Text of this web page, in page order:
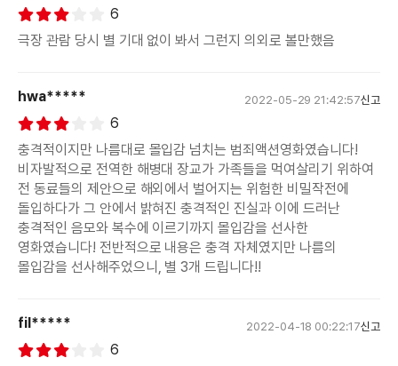
6
극장 관람 당시 별 기대 없이 봐서 그런지 의외로 볼만했음
hwa***** 2022-05-29 21:42:57신고
6
충격적이지만 나름대로 몰입감 넘치는 범죄액션영화였습니다!
비자발적으로 전역한 해병대 장교가 가족들을 먹여살리기 위하여
전 동료들의 제안으로 해외에서 벌어지는 위험한 비밀작전에
돌입하다가 그 안에서 밝혀진 충격적인 진실과 이에 드러난
충격적인 음모와 복수에 이르기까지 몰입감을 선사한
영화였습니다! 전반적으로 내용은 충격 자체였지만 나름의
몰입감을 선사해주었으니, 별 3개 드립니다!!
fil***** 2022-04-18 00:22:17신고
6